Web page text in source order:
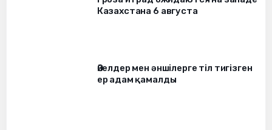
Казахстана 6 августа
Әйелдер мен әншілерге тіл тигізген
ер адам қамалды